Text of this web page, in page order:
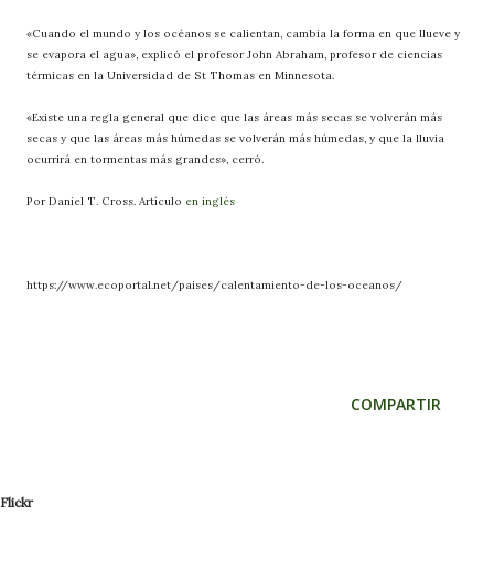
«Cuando el mundo y los océanos se calientan, cambia la forma en que llueve y
se evapora el agua», explicó el profesor John Abraham, profesor de ciencias
térmicas en la Universidad de St Thomas en Minnesota.
«Existe una regla general que dice que las áreas más secas se volverán más
secas y que las áreas más húmedas se volverán más húmedas, y que la lluvia
ocurrirá en tormentas más grandes», cerró.
Por Daniel T. Cross. Artículo en inglés
https://www.ecoportal.net/paises/calentamiento-de-los-oceanos/
COMPARTIR
Flickr